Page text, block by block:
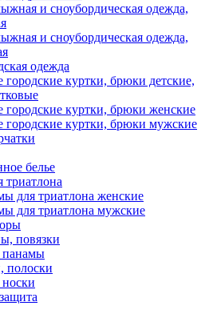
и сноубордическая одежда,
и сноубордическая одежда,
одежда
городские куртки, брюки детские,
городские куртки, брюки женские
городские куртки, брюки мужские
белье
для триатлона женские
для триатлона мужские
повязки
панамы
полоски